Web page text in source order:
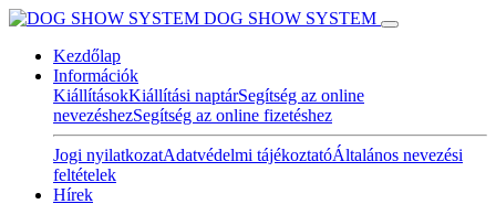
DOG SHOW SYSTEM
Kezdőlap
Információk
KiállításokKiállítási naptárSegítség az online
nevezéshezSegítség az online fizetéshez
Jogi nyilatkozatAdatvédelmi tájékoztatóÁltalános nevezési
feltételek
Hírek